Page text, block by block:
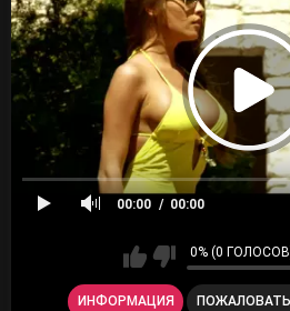
00:00 00:00
0% (0
ИНФОРМАЦИЯ